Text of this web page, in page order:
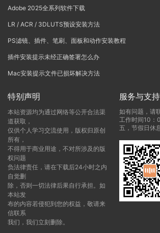
Adobe 2025全系列软件下载
LR / ACR / 3DLUTS预设安装方法
PS滤镜、插件、笔刷、面板和动作安装教程
插件安装提示未经正确签署怎么办
Mac安装提示文件已损坏解决方法
特别声明
本站资源均为通过网络等公开合法渠
道获取，
仅供个人学习交流使用，版权归原创
所有，
不得用于商业用途，不对所涉及的版
权问题
负法律责任，请在下载后24小时之内
自觉删
除，否则一切法律后果自行承担。如
本站发
布的内容若侵犯到您的权益，敬请来
信联系
我们，我们立刻删除。
服务与支持
如有问题，请
工作时间10：
五，节假日休息